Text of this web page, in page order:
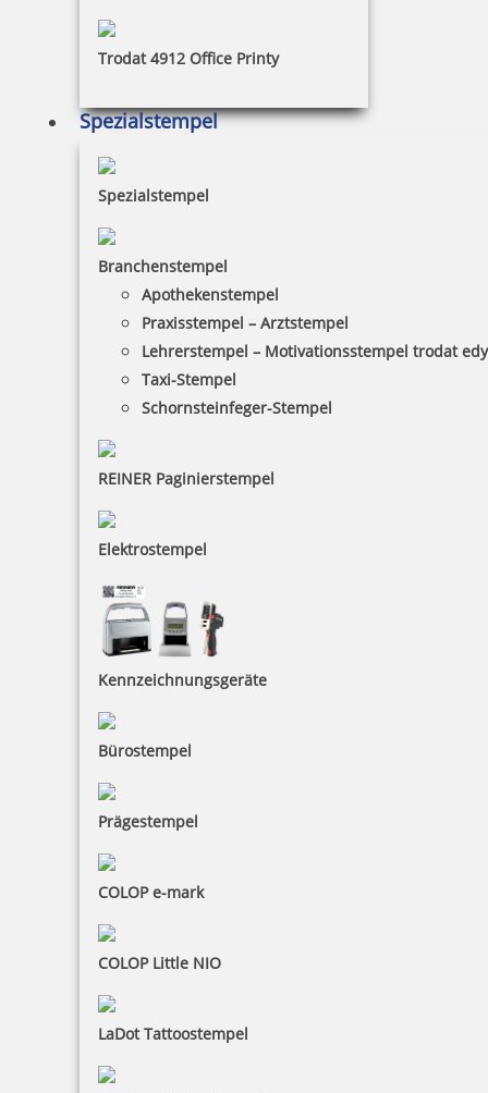
Trodat 4912 Office Printy
Spezialstempel
Spezialstempel
Branchenstempel
Apothekenstempel
Praxisstempel – Arztstempel
Lehrerstempel – Motivationsstempel trodat
Taxi-Stempel
Schornsteinfeger-Stempel
REINER Paginierstempel
Elektrostempel
Kennzeichnungsgeräte
Bürostempel
Prägestempel
COLOP e-mark
COLOP Little NIO
LaDot Tattoostempel